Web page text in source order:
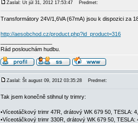
Zaslal: Ut júl 31, 2012 17:53:47 Predmet:
Transformátory 24V/1,6VA (67mA) jsou k dispozici za
http://aesobchod.cz/product.php?id_product=316
Rád poslouchám hudbu.
Zaslal: Št august 09, 2012 03:35:28 Predmet:
Tak jsem konečně stihnul ty trimry:
•Víceotáčkový trimr 47R, drátový WK 679 50, TESLA:
•Víceotáčkový trimr 330R, drátový WK 679 50, TESLA: